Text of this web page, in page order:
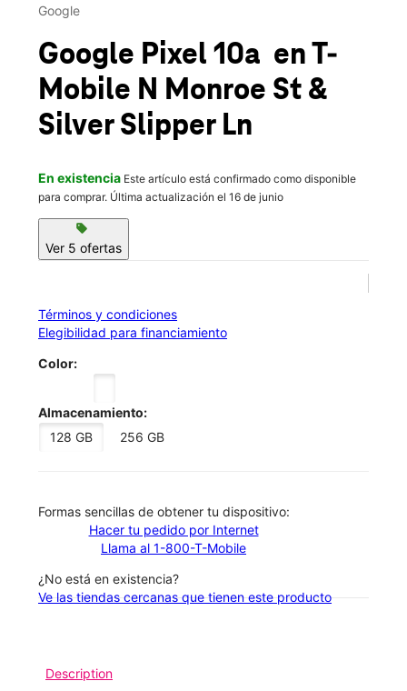
Jue.:
2264 N Monroe St Ste 2 Tallahassee, FL 32303
Google
Google Pixel 10a en T-
Mobile N Monroe St &
Silver Slipper Ln
En existencia Este artículo está confirmado como disponible
para comprar. Última actualización el 16 de junio
sell
Ver 5 ofertas
Términos y condiciones
Elegibilidad para financiamiento
Color:
Almacenamiento:
128 GB
256 GB
​​​​​​​Formas sencillas de obtener tu dispositivo:
Hacer tu pedido por Internet
Llama al 1-800-T-Mobile
¿No está en existencia?
Ve las tiendas cercanas que tienen este producto
Description